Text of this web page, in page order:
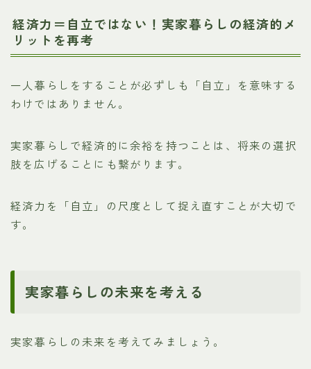
経済力＝自立ではない！実家暮らしの経済的メ
リットを再考
一人暮らしをすることが必ずしも「自立」を意味する
わけではありません。
実家暮らしで経済的に余裕を持つことは、将来の選択
肢を広げることにも繋がります。
経済力を「自立」の尺度として捉え直すことが大切で
す。
実家暮らしの未来を考える
実家暮らしの未来を考えてみましょう。